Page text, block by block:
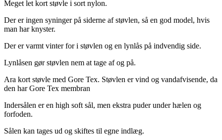
Meget let kort støvle i sort nylon.
Der er ingen syninger på siderne af støvlen, så en god model, hvis
man har knyster.
Der er varmt vinter for i støvlen og en lynlås på indvendig side.
Lynlåsen gør støvlen nem at tage af og på.
Ara kort støvle med Gore Tex. Støvlen er vind og vandafvisende, da
den har Gore Tex membran
Indersålen er en high soft sål, men ekstra puder under hælen og
forfoden.
Sålen kan tages ud og skiftes til egne indlæg.